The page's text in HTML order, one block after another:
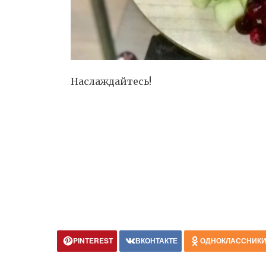
Наслаждайтесь!
PINTEREST ВКОНТАКТЕ ОДНОКЛАССНИКИ